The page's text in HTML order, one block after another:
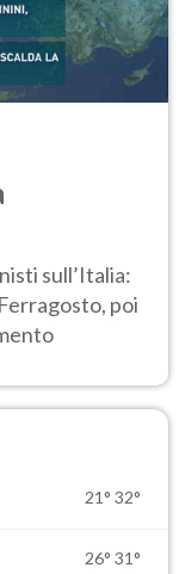
sull’Italia:
poi
21° 32°
26° 31°